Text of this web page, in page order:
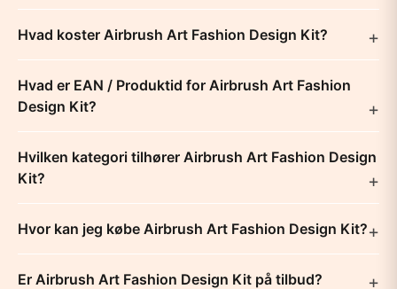
Hvad koster Airbrush Art Fashion Design Kit?
Hvad er EAN / Produktid for Airbrush Art Fashion
Design Kit?
Hvilken kategori tilhører Airbrush Art Fashion Design
Kit?
Hvor kan jeg købe Airbrush Art Fashion Design Kit?
Er Airbrush Art Fashion Design Kit på tilbud?